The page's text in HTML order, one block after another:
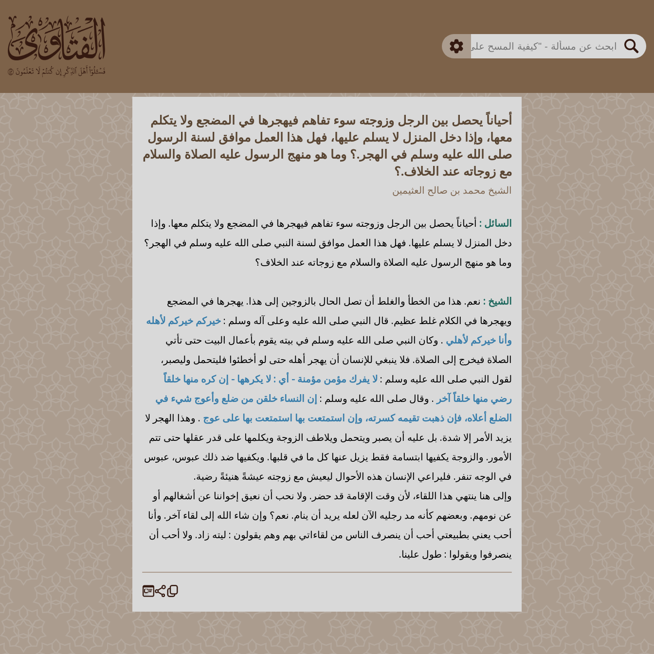
بحث
اللجنة الدائمة
متقدم
أحياناً يحصل بين الرجل وزوجته سوء تفاهم فيهجرها في المضجع ولا يتكلم
معها، وإذا دخل المنزل لا يسلم عليها، فهل هذا العمل موافق لسنة الرسول
صلى الله عليه وسلم في الهجر.؟ وما هو منهج الرسول عليه الصلاة والسلام
مع زوجاته عند الخلاف.؟
الشيخ محمد بن صالح العثيمين
السائل : أحياناً يحصل بين الرجل وزوجته سوء تفاهم فيهجرها في المضجع ولا يتكلم معها. وإذا
دخل المنزل لا يسلم عليها. فهل هذا العمل موافق لسنة النبي صلى الله عليه وسلم في الهجر؟
وما هو منهج الرسول عليه الصلاة والسلام مع زوجاته عند الخلاف؟
الشيخ : نعم. هذا من الخطأ والغلط أن تصل الحال بالزوجين إلى هذا. يهجرها في المضجع
ويهجرها في الكلام غلط عظيم. قال النبي صلى الله عليه وعلى آله وسلم : خيركم خيركم لأهله
وأنا خيركم لأهلي . وكان النبي صلى الله عليه وسلم في بيته يقوم بأعمال البيت حتى تأتي
الصلاة فيخرج إلى الصلاة. فلا ينبغي للإنسان أن يهجر أهله حتى لو أخطئوا فليتحمل وليصبر،
لقول النبي صلى الله عليه وسلم : لا يفرك مؤمن مؤمنة - أي : لا يكرهها - إن كره منها خلقاً
رضي منها خلقاً آخر . وقال صلى الله عليه وسلم : إن النساء خلقن من ضلع وأعوج شيء في
الضلع أعلاه، فإن ذهبت تقيمه كسرته، وإن استمتعت بها استمتعت بها على عوج . وهذا الهجر لا
يزيد الأمر إلا شدة. بل عليه أن يصبر ويتحمل ويلاطف الزوجة ويكلمها على قدر عقلها حتى تتم
الأمور. والزوجة يكفيها ابتسامة فقط يزيل عنها كل ما في قلبها. ويكفيها ضد ذلك عبوس، عبوس
في الوجه تنفر. فليراعي الإنسان هذه الأحوال ليعيش مع زوجته عيشةً هنيئةً رضية.
وإلى هنا ينتهي هذا اللقاء، لأن وقت الإقامة قد حضر. ولا نحب أن نعيق إخواننا عن أشغالهم أو
عن نومهم. وبعضهم كأنه مد رجليه الآن لعله يريد أن ينام. نعم؟ وإن شاء الله إلى لقاء آخر. وأنا
أحب يعني بطبيعتي أحب أن ينصرف الناس من لقاءاتي بهم وهم يقولون : ليته زاد. ولا أحب أن
ينصرفوا ويقولوا : طول علينا.